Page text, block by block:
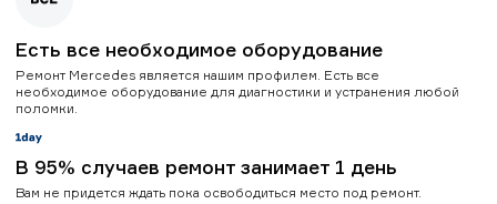
Есть все необходимое оборудование
Ремонт Mercedes является нашим профилем. Есть все
необходимое оборудование для диагностики и устранения любой
поломки.
В 95% случаев ремонт занимает 1 день
Вам не придется ждать пока освободиться место под ремонт.